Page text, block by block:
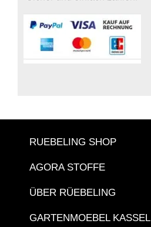
RUEBELING SHOP
AGORA STOFFE
ÜBER RÜEBELING
GARTENMOEBEL KASSEL